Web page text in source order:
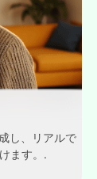
し、リアルで
ます。.